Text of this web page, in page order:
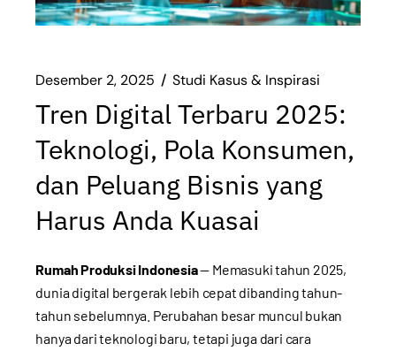
Desember 2, 2025 Studi Kasus & Inspirasi
Tren Digital Terbaru 2025:
Teknologi, Pola Konsumen,
dan Peluang Bisnis yang
Harus Anda Kuasai
Rumah Produksi Indonesia— Memasuki tahun 2025,
dunia digital bergerak lebih cepat dibanding tahun-
tahun sebelumnya. Perubahan besar muncul bukan
hanya dari teknologi baru, tetapi juga dari cara